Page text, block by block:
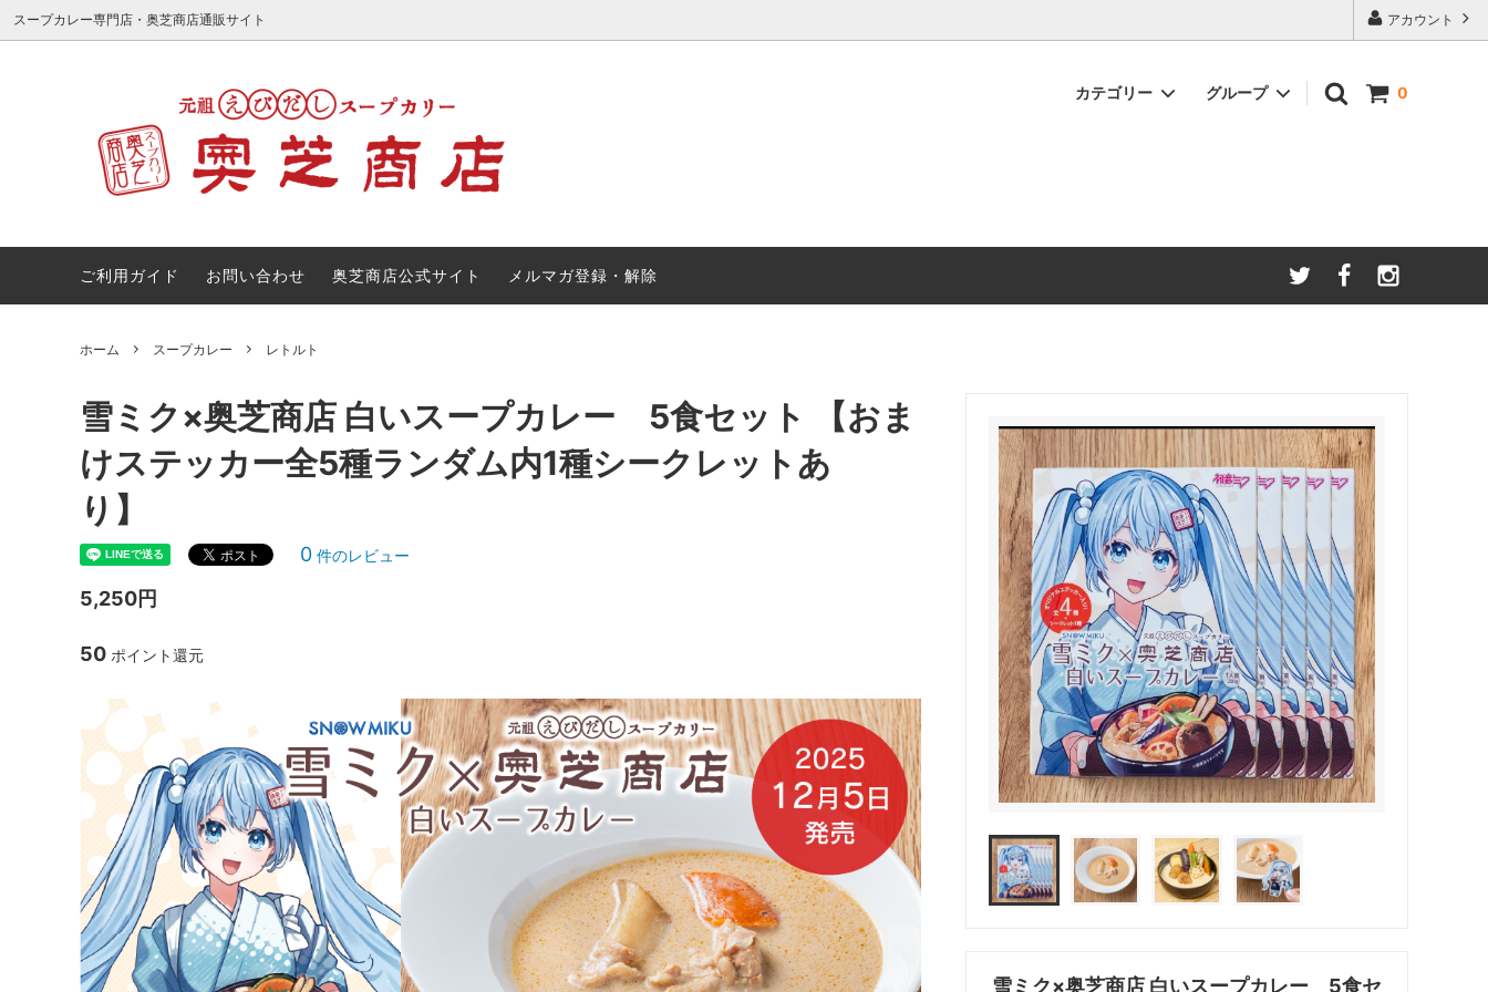
アカウント
スープカレー専門店・奥芝商店通販サイト
0
カテゴリー
インスタントラーメン スープカレー
グループ
ギフト・のし対応商品 【敬老の日】プレゼント・ギフト特集
ご利用ガイド お問い合わせ 奥芝商店公式サイト メルマガ登録・解除
ホーム スープカレー レトルト
雪ミク×奥芝商店 白いスープカレー 5食セ
雪ミク×奥芝商店 白いスープカレー 5食セット 【おま
けステッカー全5種ランダム内1種シークレットあ
り】
0 件のレビュー
5,250円
50 ポイント還元